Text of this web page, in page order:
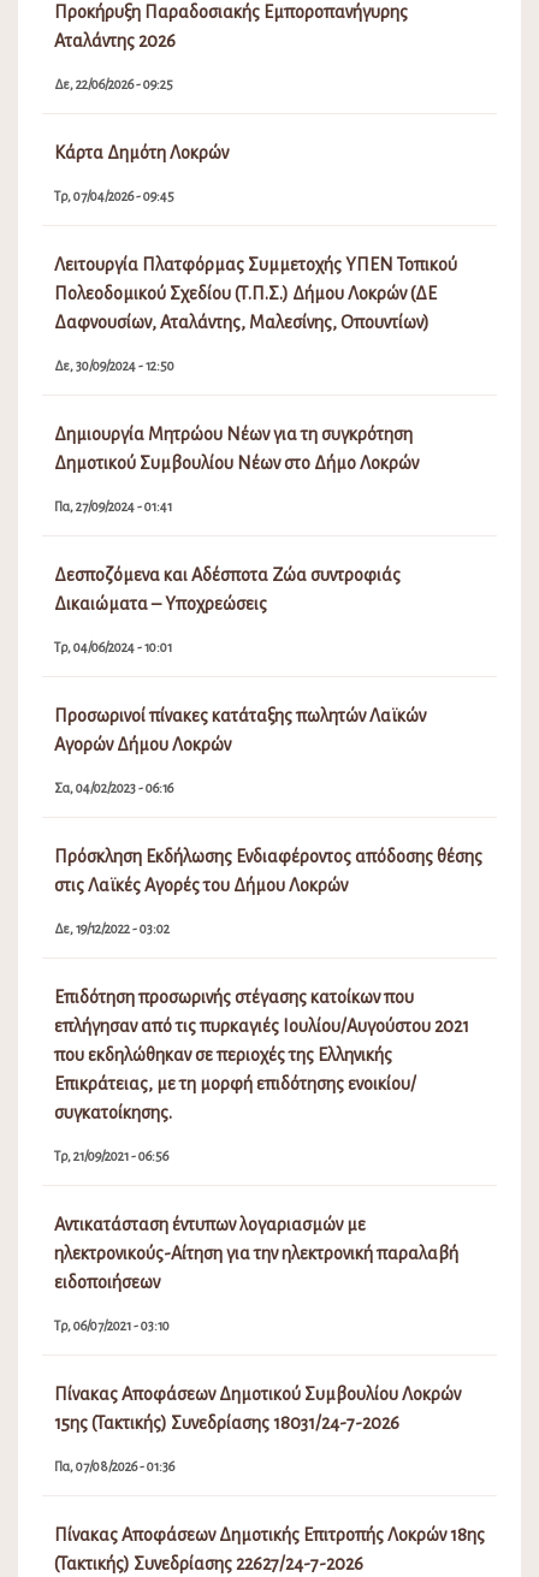
Προκήρυξη Παραδοσιακής Εμποροπανήγυρης
Αταλάντης 2026
Δε, 22/06/2026 - 09:25
Κάρτα Δημότη Λοκρών
Τρ, 07/04/2026 - 09:45
Λειτουργία Πλατφόρμας Συμμετοχής ΥΠΕΝ Τοπικού
Πολεοδομικού Σχεδίου (Τ.Π.Σ.) Δήμου Λοκρών (ΔΕ
Δαφνουσίων, Αταλάντης, Μαλεσίνης, Οπουντίων)
Δε, 30/09/2024 - 12:50
Δημιουργία Μητρώου Νέων για τη συγκρότηση
Δημοτικού Συμβουλίου Νέων στο Δήμο Λοκρών
Πα, 27/09/2024 - 01:41
Δεσποζόμενα και Αδέσποτα Ζώα συντροφιάς
Δικαιώματα – Υποχρεώσεις
Τρ, 04/06/2024 - 10:01
Προσωρινοί πίνακες κατάταξης πωλητών Λαϊκών
Αγορών Δήμου Λοκρών
Σα, 04/02/2023 - 06:16
Πρόσκληση Εκδήλωσης Ενδιαφέροντος απόδοσης θέσης
στις Λαϊκές Αγορές του Δήμου Λοκρών
Δε, 19/12/2022 - 03:02
Επιδότηση προσωρινής στέγασης κατοίκων που
επλήγησαν από τις πυρκαγιές Ιουλίου/Αυγούστου 2021
που εκδηλώθηκαν σε περιοχές της Ελληνικής
Επικράτειας, με τη μορφή επιδότησης ενοικίου/
συγκατοίκησης.
Τρ, 21/09/2021 - 06:56
Αντικατάσταση έντυπων λογαριασμών με
ηλεκτρονικούς-Αίτηση για την ηλεκτρονική παραλαβή
ειδοποιήσεων
Τρ, 06/07/2021 - 03:10
Πίνακας Αποφάσεων Δημοτικού Συμβουλίου Λοκρών
15ης (Τακτικής) Συνεδρίασης 18031/24-7-2026
Πα, 07/08/2026 - 01:36
Πίνακας Αποφάσεων Δημοτικής Επιτροπής Λοκρών 18ης
(Τακτικής) Συνεδρίασης 22627/24-7-2026